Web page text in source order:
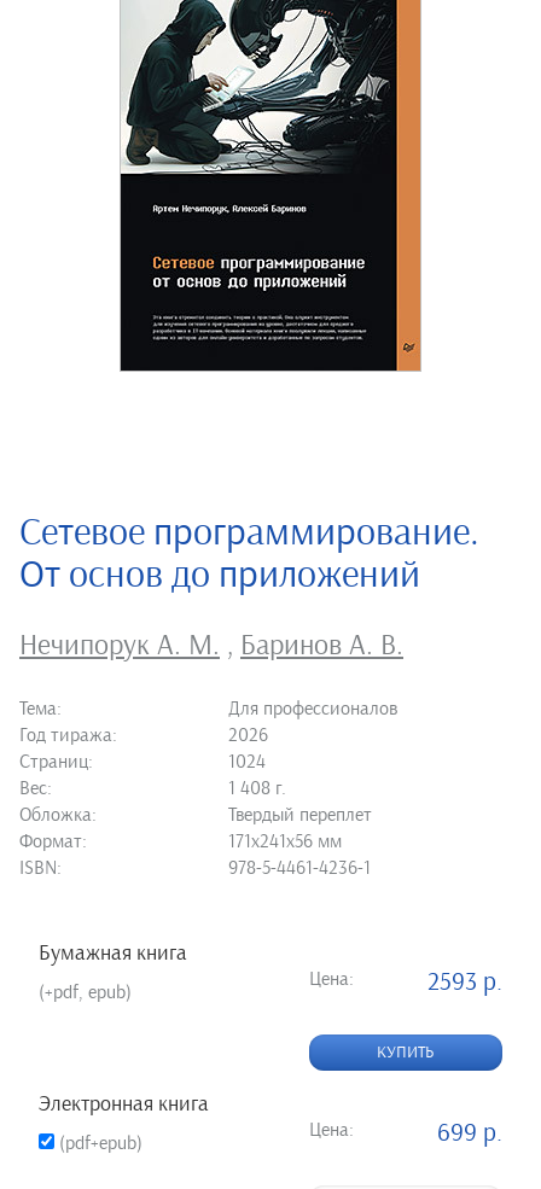
Сетевое программирование.
От основ до приложений
Нечипорук А. М. , Баринов А. В.
Тема:
Для профессионалов
Год тиража:
2026
Страниц:
1024
Вес:
1 408 г.
Обложка:
Твердый переплет
Формат:
171х241х56 мм
ISBN:
978-5-4461-4236-1
Бумажная книга
(+pdf, epub)
Цена: 2593 р.
КУПИТЬ
Электронная книга
(pdf+epub)
Цена: 699 р.